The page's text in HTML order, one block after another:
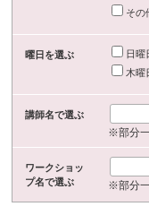
その
曜日を選ぶ 日曜
木曜
講師名で選ぶ
※部分
ワークショッ
プ名で選ぶ
※部分